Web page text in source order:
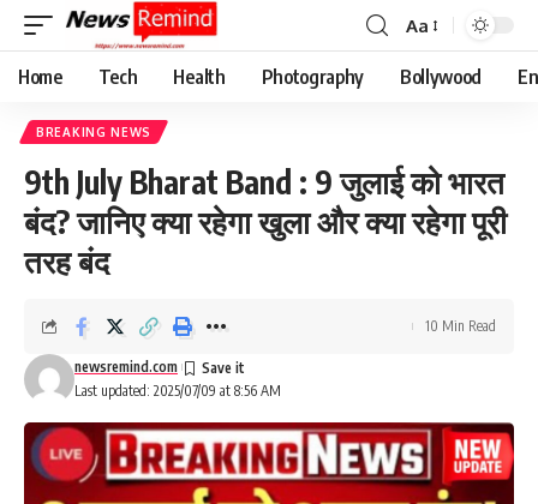
Font
Resizer
Aa
Home Tech Health Photography Bollywood
BREAKING NEWS
9th July Bharat Band : 9 जुलाई को भारत
बंद? जानिए क्या रहेगा खुला और क्या रहेगा पूरी
तरह बंद
Last updated: 2025/07/09 at 8:56 AM
newsremind.com
10 Min Read